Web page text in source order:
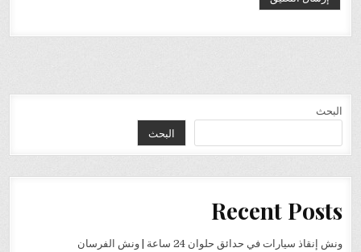
البحث
البحث
Recent Posts
ونش إنقاذ سيارات في حدائق حلوان 24 ساعة | ونش الفرسان